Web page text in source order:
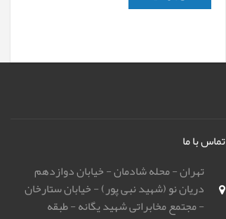
تماس با ما
تهران - محله شادمان - خیابان دوازدهم
دریان نو (شهید نبی پور) - خیابان ستارخان
- مجتمع مخابراتی شهید یگانه - طبقه